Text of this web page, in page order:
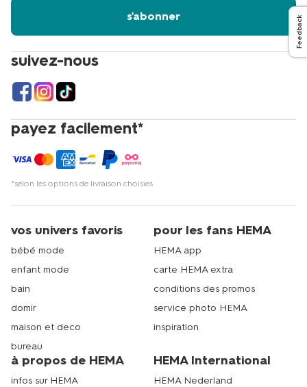
suivez-nous
payez facilement*
*selon les options de livraison choisies
s'abonner
vos univers favoris
bébé mode
enfant mode
bain
domir
maison et deco
bureau
pour les fans HEMA
HEMA app
carte HEMA extra
conditions des promos
service photo HEMA
inspiration
à propos de HEMA
infos sur HEMA
HEMA International
HEMA Nederland
Feedback